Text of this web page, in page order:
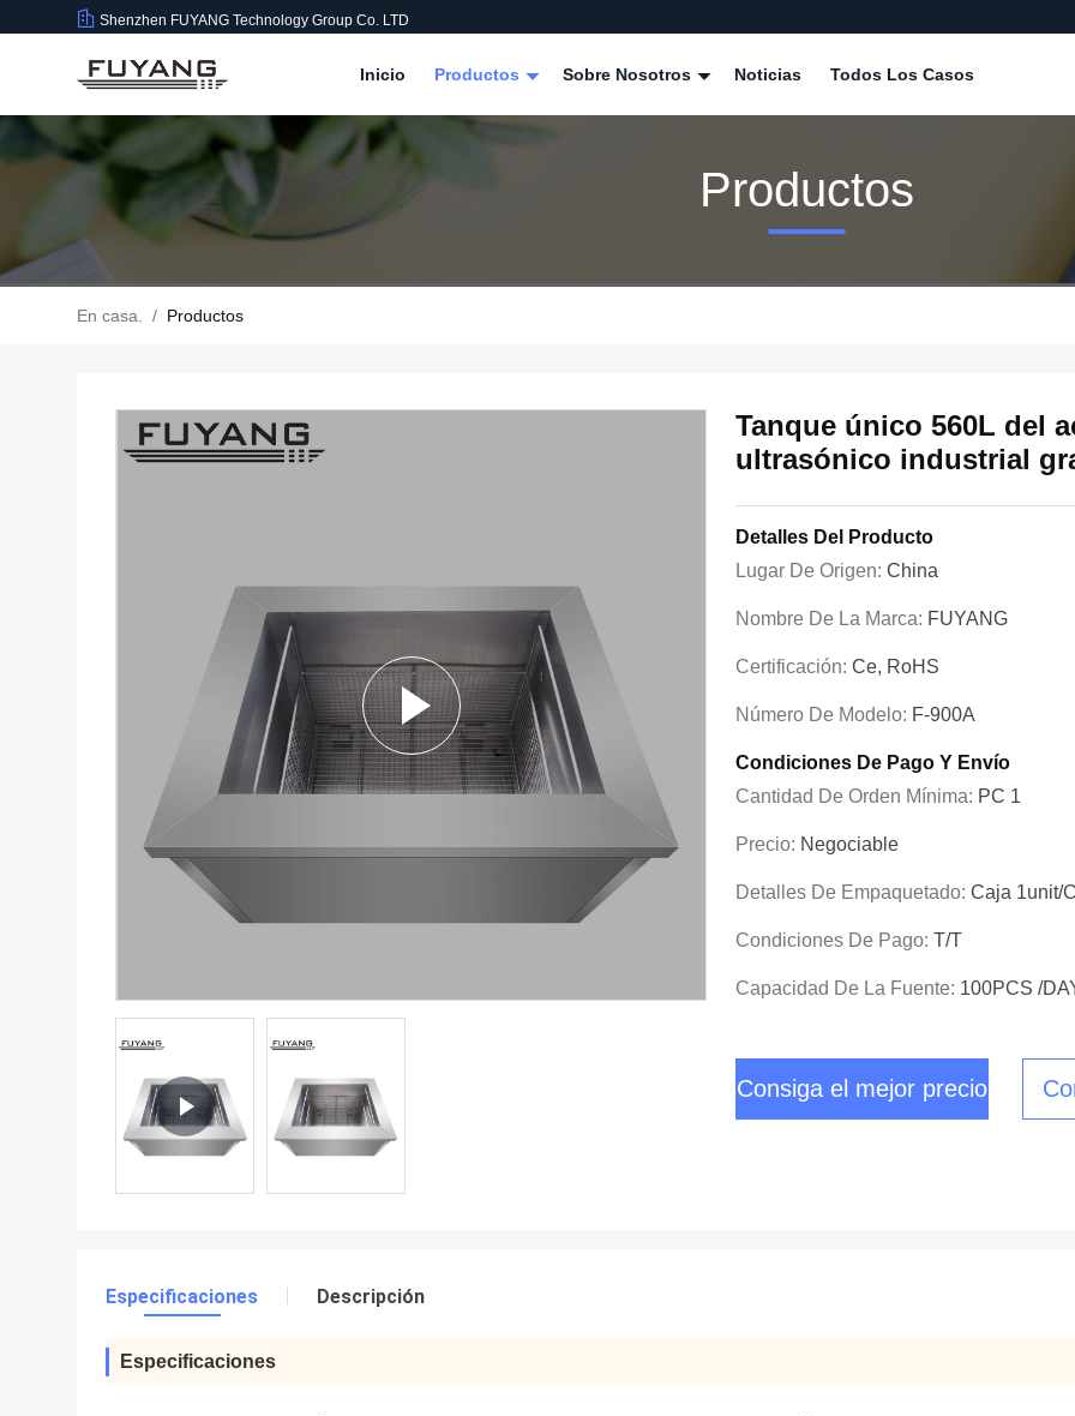
Shenzhen FUYANG Technology Group Co. LTD
Inicio Productos Sobre Nosotros Noticias Todos Los Casos
Productos
En casa. / Productos
Tanque único 560L del
ultrasónico industrial
Detalles Del Producto
Lugar De Origen: China
Nombre De La Marca: FUYANG
Certificación: Ce, RoHS
Número De Modelo: F-900A
Condiciones De Pago Y Envío
Cantidad De Orden Mínima: PC 1
Precio: Negociable
Detalles De Empaquetado: Caja 1unit/
Condiciones De Pago: T/T
Capacidad De La Fuente: 100PCS /
Consiga el mejor precio
Especificaciones Descripción
Especificaciones